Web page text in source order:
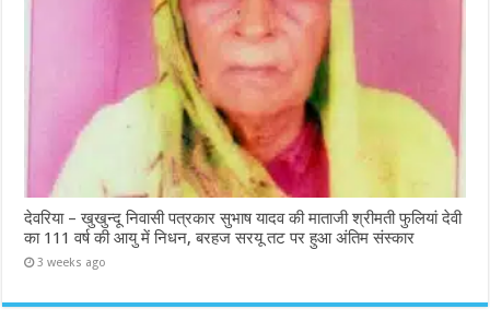
देवरिया – खुखुन्दू निवासी पत्रकार सुभाष यादव की माताजी श्रीमती फुलियां देवी
का 111 वर्ष की आयु में निधन, बरहज सरयू तट पर हुआ अंतिम संस्कार
3 weeks ago